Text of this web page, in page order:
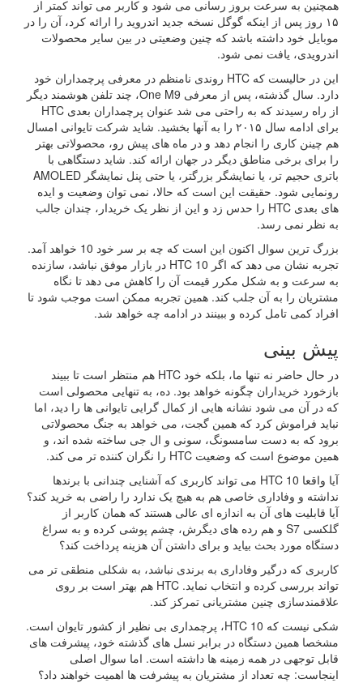
همچنین به سرعت بروز رسانی می شود و کاربر می تواند کمتر از
۱۵ روز پس از اینکه گوگل نسخه جدید اندروید را ارائه کرد، آن را در
موبایل خود داشته باشد که چنین وضعیتی در بین سایر محصولات
اندرویدی، یافت نمی شود.
این در حالیست که HTC روندی نامنظم در معرفی پرچمداران خود
دارد. سال گذشته، پس از معرفی One M9، چند تلفن هوشمند دیگر
از راه رسیدند که به راحتی می شد عنوان پرچمداران بعدی HTC
برای ادامه سال ۲۰۱۵ را به آنها بخشید. شاید شرکت تایوانی امسال
هم چینن کاری را انجام دهد و در ماه های پیش رو، محصولاتی بهتر
را برای برخی مناطق دیگر در جهان ارائه کند. شاید دستگاهی با
باتری حجیم تر، یا نمایشگر بزرگتر، یا حتی پنل نمایشگر AMOLED
رونمایی شود. حقیقت این است که حالا، نمی توان وضعیت و ایده
های بعدی HTC را حدس زد و این از نظر یک خریدار، چندان جالب
به نظر نمی رسد.
بزرگ ترین سوال اکنون این است که چه بر سر خود 10 خواهد آمد.
تجربه نشان می دهد که اگر HTC 10 در بازار موفق نباشد، سازنده
به سرعت و به شکل مکرر قیمت آن را کاهش می دهد تا نگاه
مشتریان را به آن جلب کند. همین تجربه ممکن است موجب شود تا
افراد کمی تامل کرده و ببینند در ادامه چه خواهد شد.
پیش بینی
در حال حاضر نه تنها ما، بلکه خود HTC هم منتظر است تا ببیند
بازخورد خریداران چگونه خواهد بود. ده، به تنهایی محصولی است
که در آن می شود نشانه هایی از کمال گرایی تایوانی ها را دید، اما
نباید فراموش کرد که همین گجت، می خواهد به جنگ محصولاتی
برود که به دست سامسونگ، سونی و ال جی ساخته شده اند، و
همین موضوع است که وضعیت HTC را نگران کننده تر می کند.
آیا واقعا HTC 10 می تواند کاربری که آشنایی چندانی با برندها
نداشته و وفاداری خاصی هم به هیچ یک ندارد را راضی به خرید کند؟
آیا قابلیت های آن به اندازه ای عالی هستند که همان کاربر از
گلکسی S7 و هم رده های دیگرش، چشم پوشی کرده و به سراغ
دستگاه مورد بحث بیاید و برای داشتن آن هزینه پرداخت کند؟
کاربری که درگیر وفاداری به برندی نباشد، به شکلی منطقی تر می
تواند بررسی کرده و انتخاب نماید. HTC هم بهتر است بر روی
علاقمندسازی چنین مشتریانی تمرکز کند.
شکی نیست که HTC 10، پرچمداری بی نظیر از کشور تایوان است.
مشخصا همین دستگاه در برابر نسل های گذشته خود، پیشرفت های
قابل توجهی در همه زمینه ها داشته است. اما سوال اصلی
اینجاست: چه تعداد از مشتریان به پیشرفت ها اهمیت خواهند داد؟